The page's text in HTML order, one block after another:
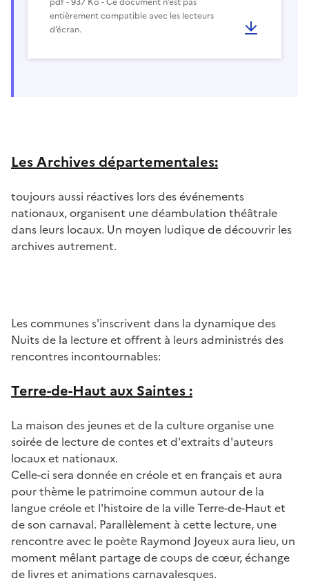
entièrement compatible avec les lecteurs
d’écran.
Les Archives départementales:
toujours aussi réactives lors des événements
nationaux, organisent une déambulation théâtrale
dans leurs locaux. Un moyen ludique de découvrir les
archives autrement.
Les communes s'inscrivent dans la dynamique des
Nuits de la lecture et offrent à leurs administrés des
rencontres incontournables:
Terre-de-Haut aux Saintes :
La maison des jeunes et de la culture organise une
soirée de lecture de contes et d'extraits d'auteurs
locaux et nationaux.
Celle-ci sera donnée en créole et en français et aura
pour thème le patrimoine commun autour de la
langue créole et l'histoire de la ville Terre-de-Haut et
de son carnaval. Parallèlement à cette lecture, une
rencontre avec le poète Raymond Joyeux aura lieu, un
moment mêlant partage de coups de cœur, échange
de livres et animations carnavalesques.